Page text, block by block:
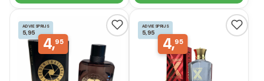
ADVIESPRIJS
5,95
4,95
ADVIESPRIJS
5,95
4,95